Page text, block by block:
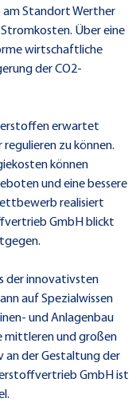
am Standort Werther
Stromkosten. Über eine
wirtschaftliche
der CO2-
erwartet
zu können.
können
und eine bessere
realisiert
GmbH blickt
der innovativsten
auf Spezialwissen
und Anlagenbau
mittleren und großen
an der Gestaltung der
GmbH ist